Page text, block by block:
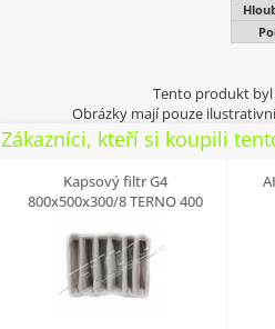
Tento produkt byl
Obrázky mají pouze
Zákazníci, kteří si koupili
Kapsový filtr G4
800x500x300/8 TERNO 400